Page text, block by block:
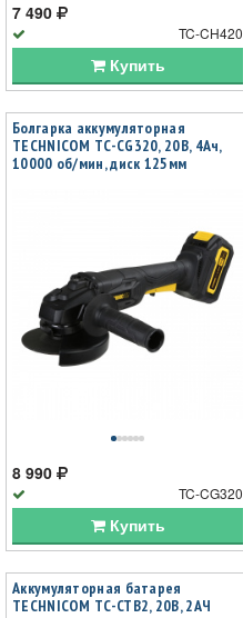
7 490
TC-CH420
Купить
Болгарка аккумуляторная
TECHNICOM TC-CG320, 20В, 4Ач,
10000 об/мин, диск 125мм
8 990
TC-CG320
Купить
Аккумуляторная батарея
TECHNICOM TC-CTB2, 20В, 2АЧ